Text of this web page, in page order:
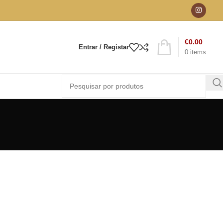
Entrar / Registar
0 items
€0.00